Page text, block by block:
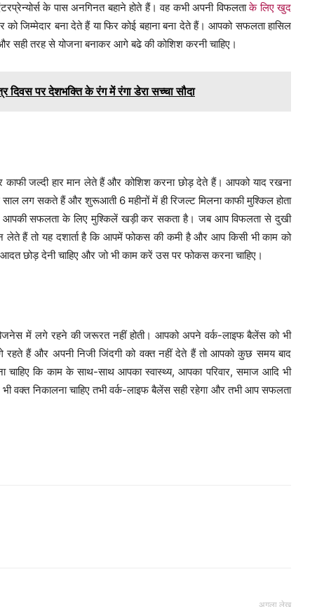
के पास अनगिनत बहाने होते हैं। वह कभी अपनी विफलताके लिए खुद
जिम्मेदार बना देते हैं या फिर कोई बहाना बना देते हैं। आपको सफलता हासिल
सही तरह से योजना बनाकर आगे बढे की कोशिश करनी चाहिए।
पर देशभक्ति के रंग में रंगा डेरा सच्चा सौदा
काफी जल्दी हार मान लेते हैं और कोशिश करना छोड़ देते हैं। आपको याद रखना
लग सकते हैं और शुरूआती 6 महीनों में ही रिजल्ट मिलना काफी मुश्किल होता
आपकी सफलता के लिए मुश्किलें खड़ी कर सकता है। जब आप विफलता से दुखी
लेते हैं तो यह दशार्ता है कि आपमें फोकस की कमी है और आप किसी भी काम को
छोड़ देनी चाहिए और जो भी काम करें उस पर फोकस करना चाहिए।
में लगे रहने की जरूरत नहीं होती। आपको अपने वर्क-लाइफ बैलेंस को भी
हैं और अपनी निजी जिंदगी को वक्त नहीं देते हैं तो आपको कुछ समय बाद
कि काम के साथ-साथ आपका स्वास्थ्य, आपका परिवार, समाज आदि भी
वक्त निकालना चाहिए तभी वर्क-लाइफ बैलेंस सही रहेगा और तभी आप सफलता
अगला लेख